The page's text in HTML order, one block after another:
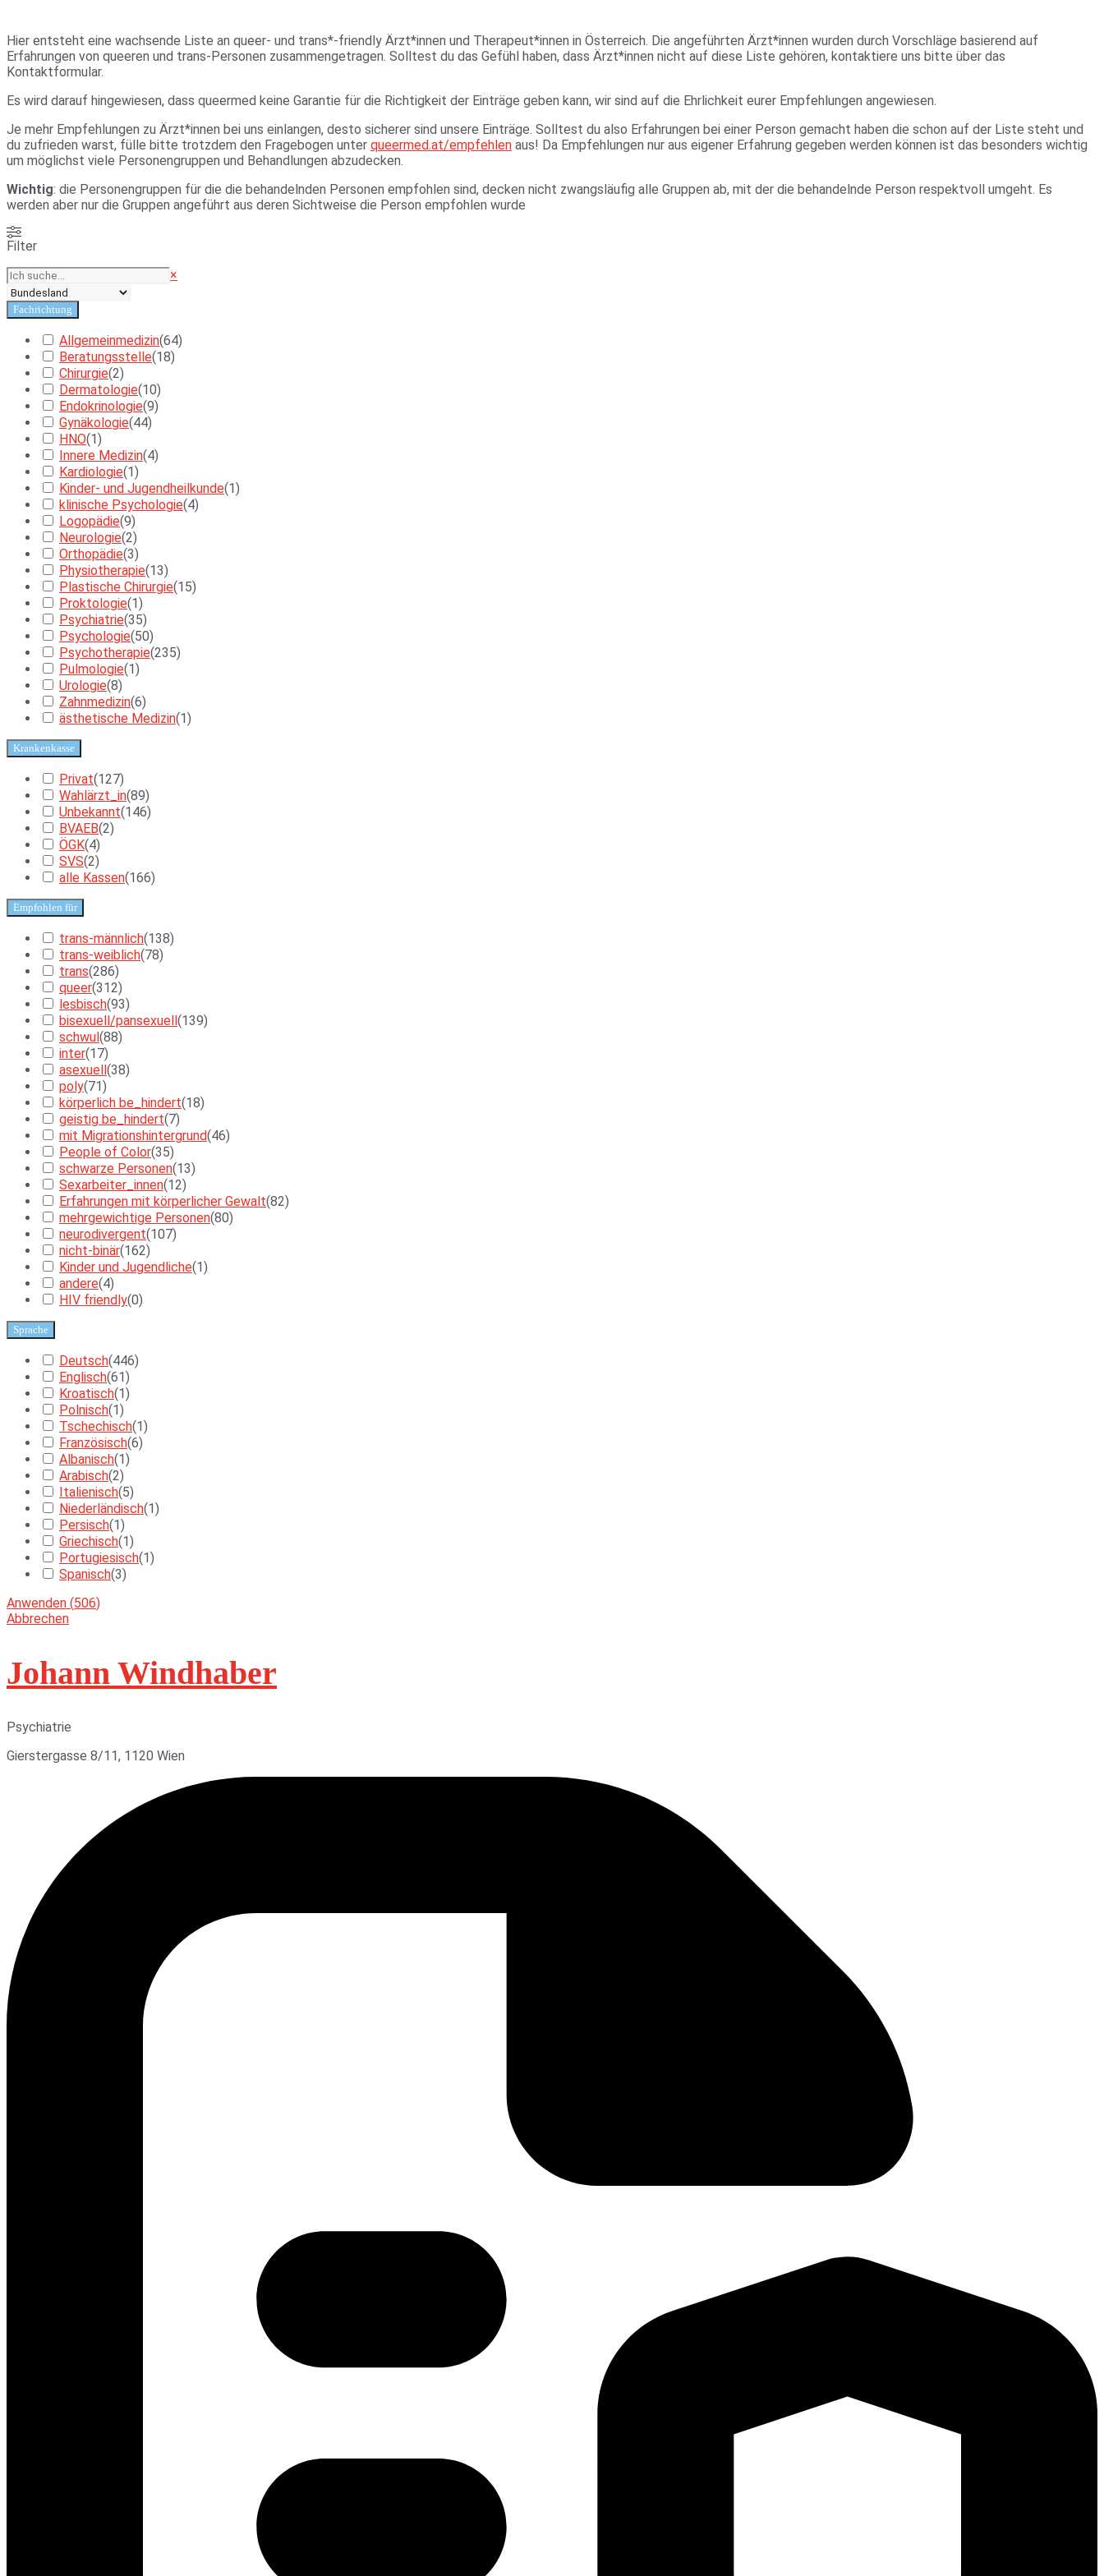
Hier entsteht eine wachsende Liste an queer- und trans*-friendly Ärzt*innen und Therapeut*innen in Österreich. Die angeführten Ärzt*innen wurden durch Vorschläge basierend auf
Erfahrungen von queeren und trans-Personen zusammengetragen. Solltest du das Gefühl haben, dass Ärzt*innen nicht auf diese Liste gehören, kontaktiere uns bitte über das
Kontaktformular.
Es wird darauf hingewiesen, dass queermed keine Garantie für die Richtigkeit der Einträge geben kann, wir sind auf die Ehrlichkeit eurer Empfehlungen angewiesen.
Je mehr Empfehlungen zu Ärzt*innen bei uns einlangen, desto sicherer sind unsere Einträge. Solltest du also Erfahrungen bei einer Person gemacht haben die schon auf der Liste steht und
du zufrieden warst, fülle bitte trotzdem den Fragebogen unter queermed.at/empfehlen aus! Da Empfehlungen nur aus eigener Erfahrung gegeben werden können ist das besonders wichtig
um möglichst viele Personengruppen und Behandlungen abzudecken.
Wichtig: die Personengruppen für die die behandelnden Personen empfohlen sind, decken nicht zwangsläufig alle Gruppen ab, mit der die behandelnde Person respektvoll umgeht. Es
werden aber nur die Gruppen angeführt aus deren Sichtweise die Person empfohlen wurde
Filter
Suchen
×
Fachrichtung
Allgemeinmedizin(64)
Beratungsstelle(18)
Chirurgie(2)
Dermatologie(10)
Endokrinologie(9)
Gynäkologie(44)
HNO(1)
Innere Medizin(4)
Kardiologie(1)
Kinder- und Jugendheilkunde(1)
klinische Psychologie(4)
Logopädie(9)
Neurologie(2)
Orthopädie(3)
Physiotherapie(13)
Plastische Chirurgie(15)
Proktologie(1)
Psychiatrie(35)
Psychologie(50)
Psychotherapie(235)
Pulmologie(1)
Urologie(8)
Zahnmedizin(6)
ästhetische Medizin(1)
Krankenkasse
Privat(127)
Wahlärzt_in(89)
Unbekannt(146)
BVAEB(2)
ÖGK(4)
SVS(2)
alle Kassen(166)
Empfohlen für
trans-männlich(138)
trans-weiblich(78)
trans(286)
queer(312)
lesbisch(93)
bisexuell/pansexuell(139)
schwul(88)
inter(17)
asexuell(38)
poly(71)
körperlich be_hindert(18)
geistig be_hindert(7)
mit Migrationshintergrund(46)
People of Color(35)
schwarze Personen(13)
Sexarbeiter_innen(12)
Erfahrungen mit körperlicher Gewalt(82)
mehrgewichtige Personen(80)
neurodivergent(107)
nicht-binär(162)
Kinder und Jugendliche(1)
andere(4)
HIV friendly(0)
Sprache
Deutsch(446)
Englisch(61)
Kroatisch(1)
Polnisch(1)
Tschechisch(1)
Französisch(6)
Albanisch(1)
Arabisch(2)
Italienisch(5)
Niederländisch(1)
Persisch(1)
Griechisch(1)
Portugiesisch(1)
Spanisch(3)
Anwenden (506)
Abbrechen
Johann Windhaber
Psychiatrie
Gierstergasse 8/11, 1120 Wien